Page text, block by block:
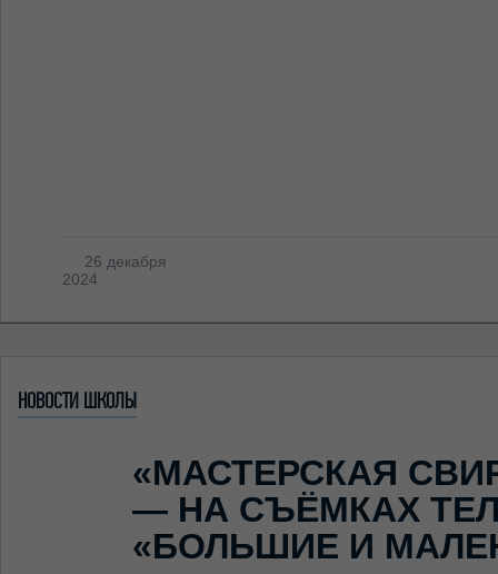
26 декабря
2024
НОВОСТИ ШКОЛЫ
«МАСТЕРСКАЯ
— НА СЪЁМКАХ
«БОЛЬШИЕ И